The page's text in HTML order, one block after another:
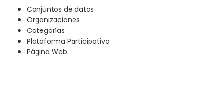
Conjuntos de datos
Organizaciones
Categorías
Plataforma Participativa
Página Web